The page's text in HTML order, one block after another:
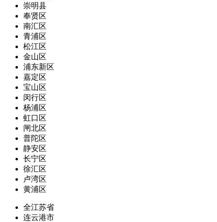
崇明县
奉贤区
南汇区
青浦区
松江区
金山区
浦东新区
嘉定区
宝山区
闵行区
杨浦区
虹口区
闸北区
普陀区
静安区
长宁区
徐汇区
卢湾区
黄浦区
全江苏省
连云港市